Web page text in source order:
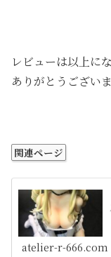
レビューは以上に
ありがとうござい
関連ページ
atelier-r-666.com